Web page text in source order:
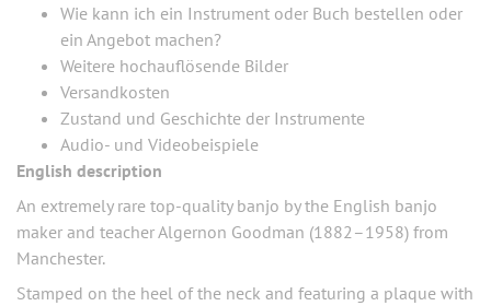
Wie kann ich ein Instrument oder Buch bestellen oder
ein Angebot machen?
Weitere hochauflösende Bilder
Versandkosten
Zustand und Geschichte der Instrumente
Audio- und Videobeispiele
English description
An extremely rare top-quality banjo by the English banjo
maker and teacher Algernon Goodman (1882–1958) from
Manchester.
Stamped on the heel of the neck and featuring a plaque with